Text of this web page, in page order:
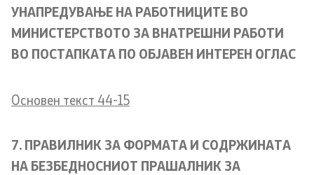
Public relations
Assistant Minister in the Department for Public
Spokespersons
УНАПРЕДУВАЊЕ НА РАБОТНИЦИТЕ ВО
МИНИСТЕРСТВОТО ЗА ВНАТРЕШНИ РАБОТИ
ВО ПОСТАПКАТА ПО ОБЈАВЕН ИНТЕРЕН ОГЛАС
Основен текст 44-15
7. ПРАВИЛНИК ЗА ФОРМАТА И СОДРЖИНАТА
НА БЕЗБЕДНОСНИОТ ПРАШАЛНИК ЗА